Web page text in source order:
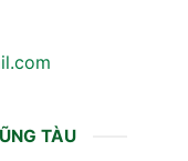
TÀU